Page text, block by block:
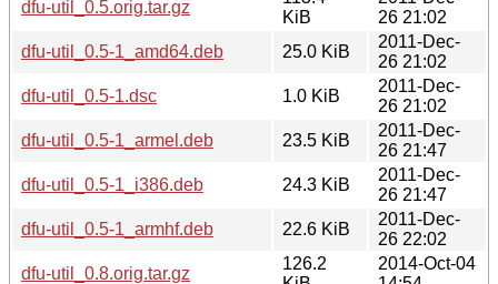
dfu-util_0.5.orig.tar.gz
KiB
26 21:02
dfu-util_0.5-1_amd64.deb
25.0 KiB
2011-Dec-
26 21:02
dfu-util_0.5-1.dsc
1.0 KiB
2011-Dec-
26 21:02
dfu-util_0.5-1_armel.deb
23.5 KiB
2011-Dec-
26 21:47
dfu-util_0.5-1_i386.deb
24.3 KiB
2011-Dec-
26 21:47
dfu-util_0.5-1_armhf.deb
22.6 KiB
2011-Dec-
26 22:02
dfu-util_0.8.orig.tar.gz
126.2
2014-Oct-04